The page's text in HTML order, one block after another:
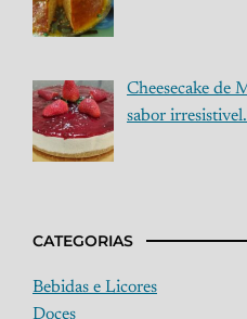
Cheesecake de
sabor
CATEGORIAS
Bebidas e Licores
Doces